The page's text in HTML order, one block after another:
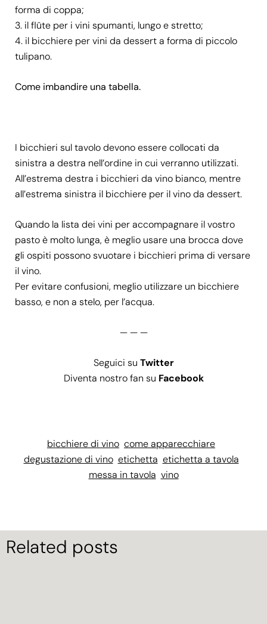
forma di coppa;
il flûte per i vini spumanti, lungo e stretto;
il bicchiere per vini da dessert a forma di piccolo
tulipano.
Come imbandire una tabella.
I bicchieri sul tavolo devono essere collocati da
sinistra a destra nell’ordine in cui verranno utilizzati.
All’estrema destra i bicchieri da vino bianco, mentre
all’estrema sinistra il bicchiere per il vino da dessert.
Quando la lista dei vini per accompagnare il vostro
pasto è molto lunga, è meglio usare una brocca dove
gli ospiti possono svuotare i bicchieri prima di versare
il vino.
Per evitare confusioni, meglio utilizzare un bicchiere
basso, e non a stelo, per l’acqua.
— — —
Seguici su Twitter
Diventa nostro fan su Facebook
bicchiere di vino come apparecchiare
degustazione di vino etichetta etichetta a tavola
messa in tavola vino
Related posts